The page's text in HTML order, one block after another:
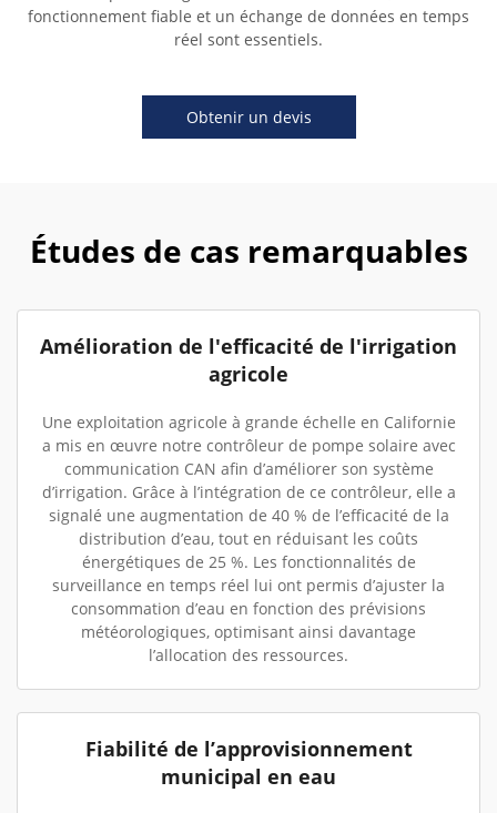
fonctionnement fiable et un échange de données en temps
réel sont essentiels.
Obtenir un devis
Études de cas remarquables
Amélioration de l'efficacité de l'irrigation
agricole
Une exploitation agricole à grande échelle en Californie
a mis en œuvre notre contrôleur de pompe solaire avec
communication CAN afin d’améliorer son système
d’irrigation. Grâce à l’intégration de ce contrôleur, elle a
signalé une augmentation de 40 % de l’efficacité de la
distribution d’eau, tout en réduisant les coûts
énergétiques de 25 %. Les fonctionnalités de
surveillance en temps réel lui ont permis d’ajuster la
consommation d’eau en fonction des prévisions
météorologiques, optimisant ainsi davantage
l’allocation des ressources.
Fiabilité de l’approvisionnement
municipal en eau